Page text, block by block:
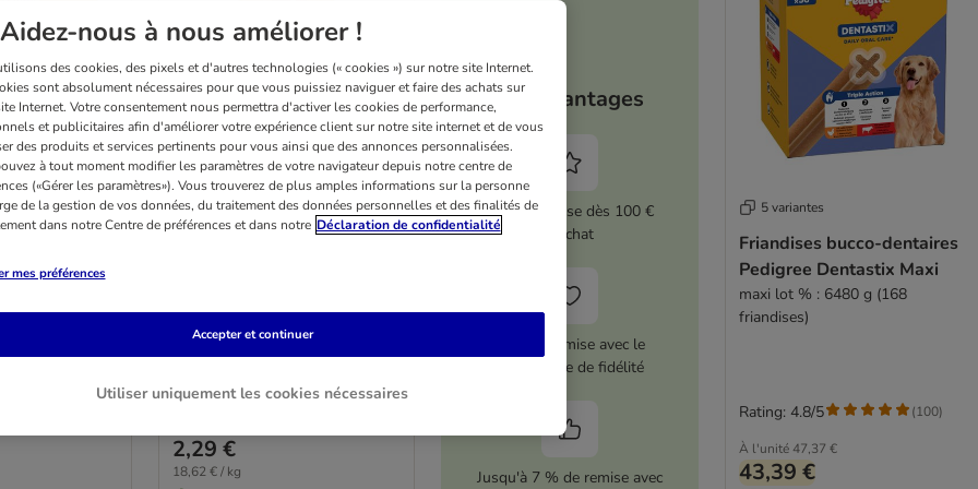
dentaires
Maxi
g (56
4 variantes
2,29 €
18,62 € / kg
Vos avantages
5 % de remise dès 100 €
d'achat
12 € de remise avec le
programme de fidélité
Jusqu'à 7 % de remise avec
5 variantes
Friandises bucco-dentaires
Pedigree Dentastix Maxi
maxi lot % : 6480 g (168
friandises)
À l'unité 47,37 €
43,39 €
Rating: 4.8/5 (100)
Aidez-nous à nous améliorer !
des cookies, des pixels et d'autres technologies (« cookies ») sur notre site Internet.
sont absolument nécessaires pour que vous puissiez naviguer et faire des achats sur
Internet. Votre consentement nous permettra d'activer les cookies de performance,
et publicitaires afin d'améliorer votre expérience client sur notre site internet et de vous
des produits et services pertinents pour vous ainsi que des annonces personnalisées.
à tout moment modifier les paramètres de votre navigateur depuis notre centre de
(«Gérer les paramètres»). Vous trouverez de plus amples informations sur la personne
de la gestion de vos données, du traitement des données personnelles et des finalités de
dans notre Centre de préférences et dans notre Déclaration de confidentialité
mes préférences
Utiliser uniquement les cookies nécessaires
Accepter et continuer